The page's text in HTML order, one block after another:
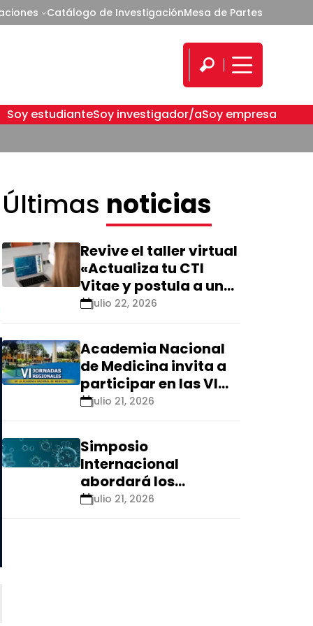
Catálogo de InvestigaciónMesa de Partes
Soy estudianteSoy investigador/aSoy empresa
Últimas noticias
Revive el taller virtual
«Actualiza tu CTI
Vitae y postula a una
nueva calificación
Renacyt»
julio 22, 2026
Academia Nacional
de Medicina invita a
participar en las VI
Jornadas Regionales
que se realizarán en
Ica
julio 21, 2026
Simposio
Internacional
abordará los
aspectos éticos de
las tecnologías
julio 21, 2026